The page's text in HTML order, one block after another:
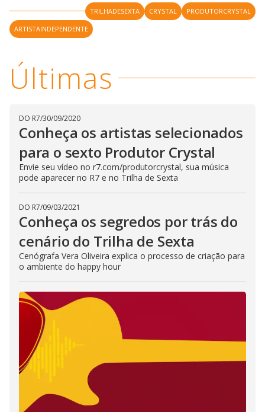
TRILHADESEXTA CRYSTAL
PRODUTORCRYSTAL
ARTISTAINDEPENDENTE
Últimas
DO R7/30/09/2020
Conheça os artistas selecionados
para o sexto Produtor Crystal
Envie seu vídeo no r7.com/produtorcrystal, sua música
pode aparecer no R7 e no Trilha de Sexta
DO R7/09/03/2021
Conheça os segredos por trás do
cenário do Trilha de Sexta
Cenógrafa Vera Oliveira explica o processo de criação para
o ambiente do happy hour